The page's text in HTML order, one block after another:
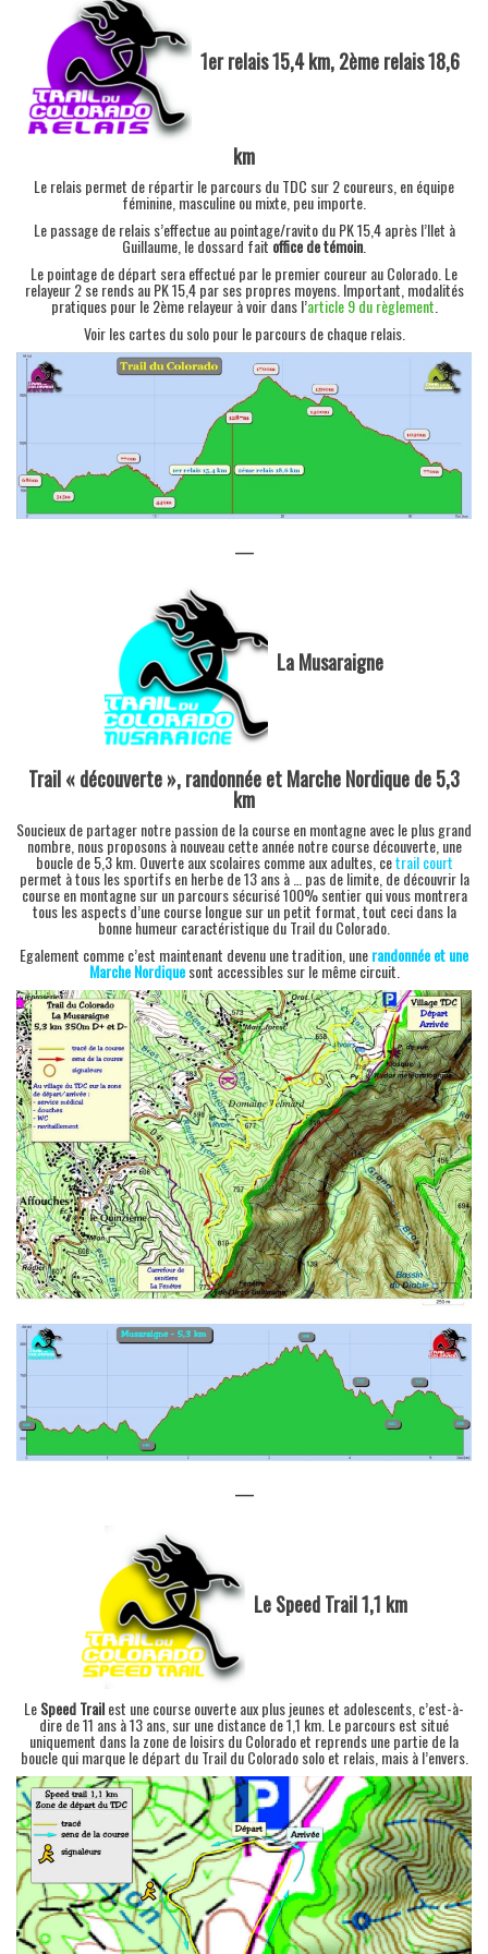
1er relais 15,4 km, 2ème relais 18,6
km
Le relais permet de répartir le parcours du TDC sur 2 coureurs, en équipe
féminine, masculine ou mixte, peu importe.
Le passage de relais s’effectue au pointage/ravito du PK 15,4 après l’Ilet à
Guillaume, le dossard faitoffice de témoin
Le pointage de départ sera effectué par le premier coureur au Colorado. Le
relayeur 2 se rends au PK 15,4 par ses propres moyens. Important, modalités
pratiques pour le 2ème relayeur à voir dans l’article 9 du règlement
Voir les cartes du solo pour le parcours de chaque relais.
—
La Musaraigne
Trail « découverte », randonnée et Marche Nordique de 5,3
km
Soucieux de partager notre passion de la course en montagne avec le plus grand
nombre, nous proposons à nouveau cette année notre course découverte, une
boucle de 5,3 km. Ouverte aux scolaires comme aux adultes, cetrail court
permet à tous les sportifs en herbe de 13 ans à … pas de limite, de découvrir la
course en montagne sur un parcours sécurisé 100% sentier qui vous montrera
tous les aspects d’une course longue sur un petit format, tout ceci dans la
bonne humeur caractéristique du Trail du Colorado.
Egalement comme c’est maintenant devenu une tradition, unerandonnée et une
Marche Nordiquesont accessibles sur le même circuit.
—
Le Speed Trail 1,1 km
LeSpeed Trailest une course ouverte aux plus jeunes et adolescents, c’est-à-
dire de 11 ans à 13 ans, sur une distance de 1,1 km. Le parcours est situé
uniquement dans la zone de loisirs du Colorado et reprends une partie de la
boucle qui marque le départ du Trail du Colorado solo et relais, mais à l’envers.